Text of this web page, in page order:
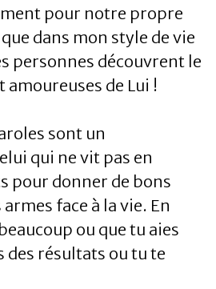
pour notre propre
dans mon style de vie
personnes découvrent le
de Lui !
sont un
qui ne vit pas en
pour donner de bons
face à la vie. En
ou que tu aies
des résultats ou tu te